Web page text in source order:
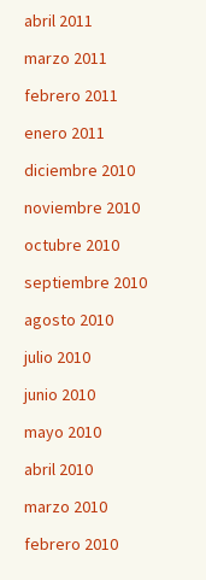
abril 2011
marzo 2011
febrero 2011
enero 2011
diciembre 2010
noviembre 2010
octubre 2010
septiembre 2010
agosto 2010
julio 2010
junio 2010
mayo 2010
abril 2010
marzo 2010
febrero 2010